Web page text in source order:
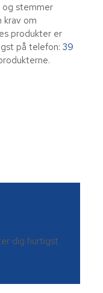
og stemmer
krav om
produkter er
på telefon: 39
dig hurtigst